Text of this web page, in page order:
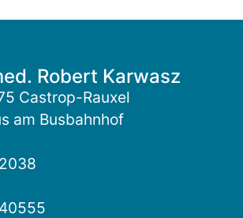
Robert Karwasz
Castrop-Rauxel
am Busbahnhof